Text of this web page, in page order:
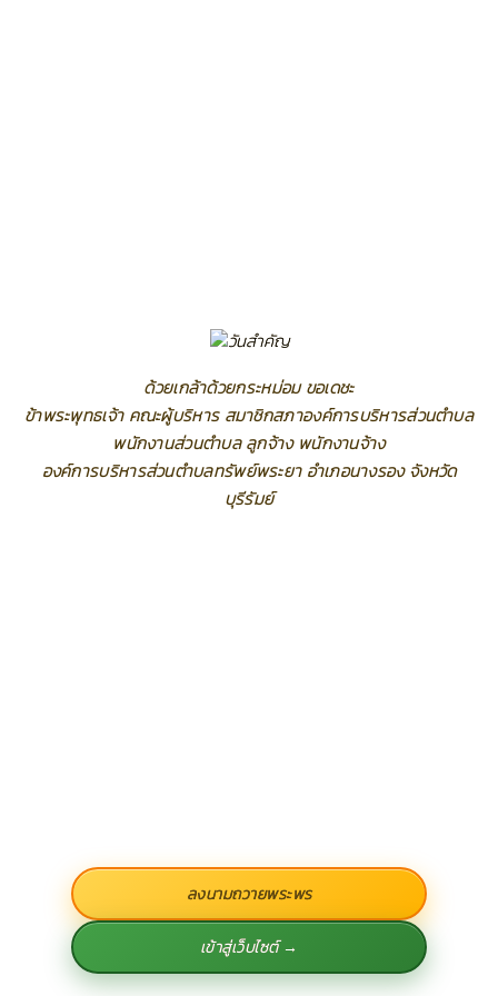
ด้วยเกล้าด้วยกระหม่อม ขอเดชะ
ข้าพระพุทธเจ้า คณะผู้บริหาร สมาชิกสภาองค์การบริหารส่วนตำบล
พนักงานส่วนตำบล ลูกจ้าง พนักงานจ้าง
องค์การบริหารส่วนตำบลทรัพย์พระยา อำเภอนางรอง จังหวัด
บุรีรัมย์
ลงนามถวายพระพร
เข้าสู่เว็บไซต์ →